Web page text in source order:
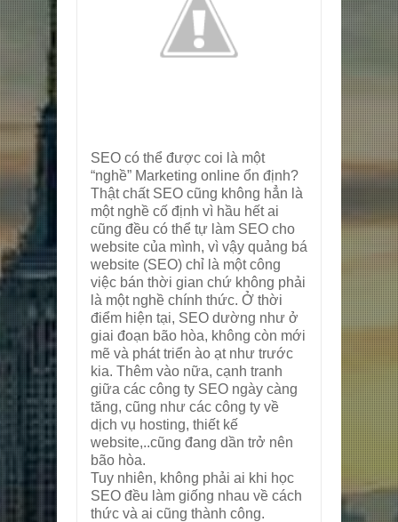
SEO có thể được coi là một
“nghề” Marketing online ổn định?
Thật chất SEO cũng không hẳn là
một nghề cố định vì hầu hết ai
cũng đều có thể tự làm SEO cho
website của mình, vì vậy quảng bá
website (SEO) chỉ là một công
việc bán thời gian chứ không phải
là một nghề chính thức. Ở thời
điểm hiện tại, SEO dường như ở
giai đoạn bão hòa, không còn mới
mẽ và phát triển ào ạt như trước
kia. Thêm vào nữa, cạnh tranh
giữa các công ty SEO ngày càng
tăng, cũng như các công ty về
dịch vụ hosting, thiết kế
website,..cũng đang dần trở nên
bão hòa.
Tuy nhiên, không phải ai khi học
SEO đều làm giống nhau về cách
thức và ai cũng thành công.